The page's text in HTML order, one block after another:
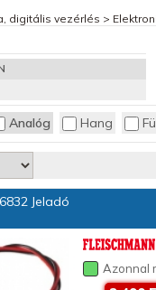
digitális vezérlés >
Analóg Hang
6832 Jeladó
Azonnal